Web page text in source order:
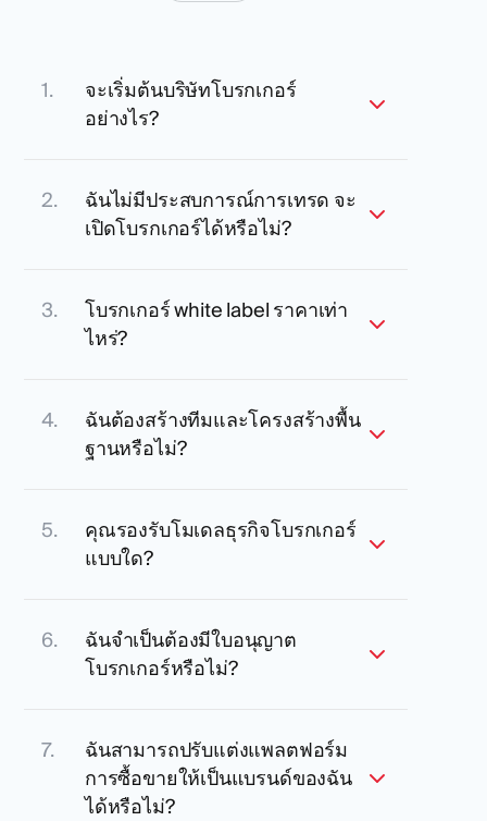
จะเริ่มต้นบริษัทโบรกเกอร์
อย่างไร?
ฉันไม่มีประสบการณ์การเทรด จะ
เปิดโบรกเกอร์ได้หรือไม่?
โบรกเกอร์ white label ราคาเท่า
ไหร่?
ฉันต้องสร้างทีมและโครงสร้างพื้น
ฐานหรือไม่?
คุณรองรับโมเดลธุรกิจโบรกเกอร์
แบบใด?
ฉันจำเป็นต้องมีใบอนุญาต
โบรกเกอร์หรือไม่?
ฉันสามารถปรับแต่งแพลตฟอร์ม
การซื้อขายให้เป็นแบรนด์ของฉัน
ได้หรือไม่?